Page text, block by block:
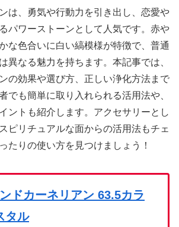
は、勇気や行動力を引き出し、恋愛や
パワーストーンとして人気です。赤や
な色合いに白い縞模様が特徴で、普通
異なる魅力を持ちます。本記事では、
の効果や選び方、正しい浄化方法まで
でも簡単に取り入れられる活用法や、
ントも紹介します。アクセサリーとし
ピリチュアルな面からの活用法もチェ
たりの使い方を見つけましょう！
ドカーネリアン 63.5カラ
タル